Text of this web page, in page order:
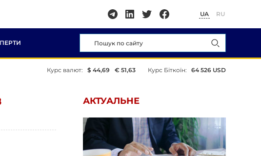
UA RU
Курс валют: $ 44,69 € 51,63 Курс Біткоїн: 64 526 USD
АКТУАЛЬНЕ